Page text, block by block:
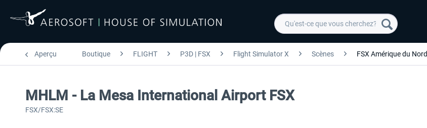
Aperçu Boutique FLIGHT P3D | FSX Flight Simulator X Scènes FSX Amérique du Nord
MHLM - La Mesa International Airport FSX
FSX/FSX:SE